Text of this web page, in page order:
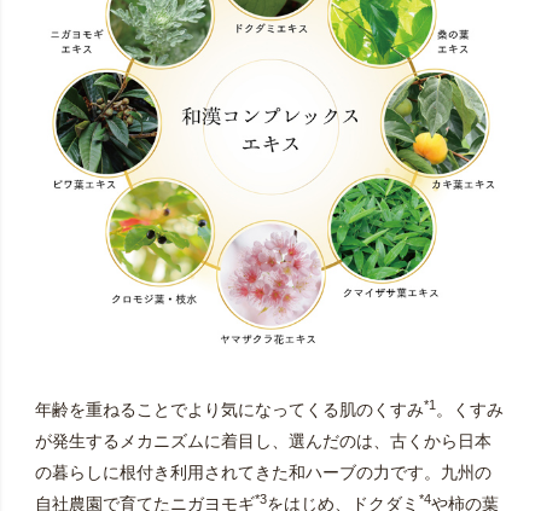
年齢を重ねることでより気になってくる肌のくすみ*1。くすみ
が発生するメカニズムに着目し、選んだのは、古くから日本
の暮らしに根付き利用されてきた和ハーブの力です。九州の
自社農園で育てたニガヨモギ*3をはじめ、ドクダミ *4や柿の葉